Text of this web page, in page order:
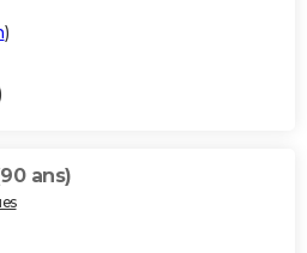
)
ans)